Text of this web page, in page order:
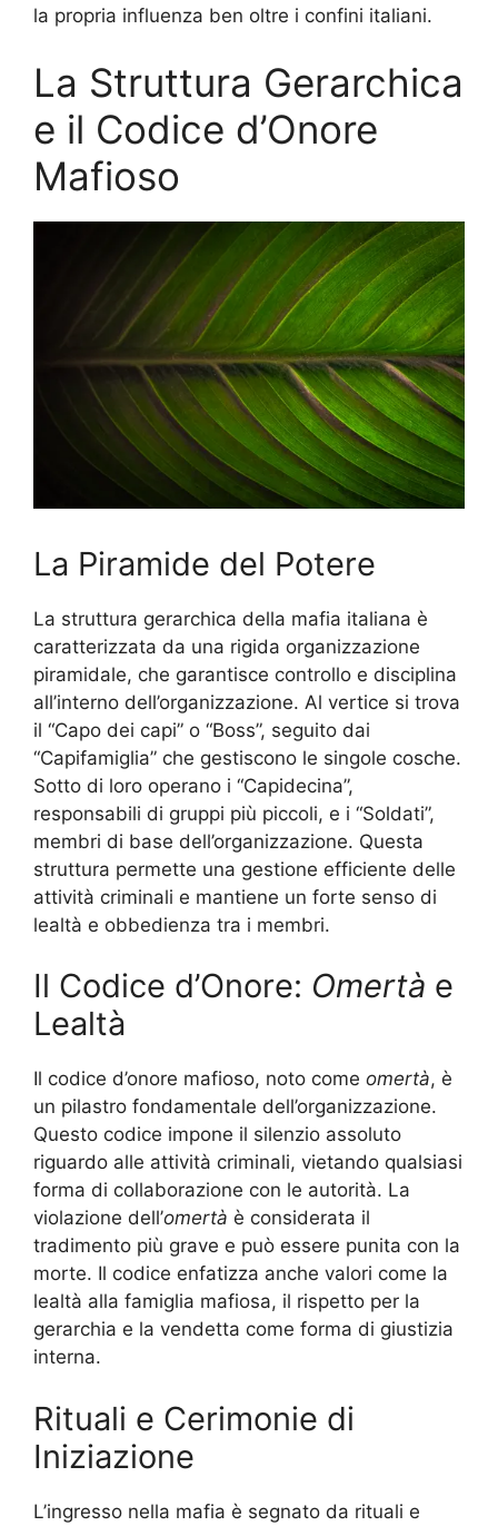
la propria influenza ben oltre i confini italiani.
La Struttura Gerarchica
e il Codice d’Onore
Mafioso
La Piramide del Potere
La struttura gerarchica della mafia italiana è
caratterizzata da una rigida organizzazione
piramidale, che garantisce controllo e disciplina
all’interno dell’organizzazione. Al vertice si trova
il “Capo dei capi” o “Boss”, seguito dai
“Capifamiglia” che gestiscono le singole cosche.
Sotto di loro operano i “Capidecina”,
responsabili di gruppi più piccoli, e i “Soldati”,
membri di base dell’organizzazione. Questa
struttura permette una gestione efficiente delle
attività criminali e mantiene un forte senso di
lealtà e obbedienza tra i membri.
Il Codice d’Onore: Omertà e
Lealtà
Il codice d’onore mafioso, noto come omertà, è
un pilastro fondamentale dell’organizzazione.
Questo codice impone il silenzio assoluto
riguardo alle attività criminali, vietando qualsiasi
forma di collaborazione con le autorità. La
violazione dell’omertà è considerata il
tradimento più grave e può essere punita con la
morte. Il codice enfatizza anche valori come la
lealtà alla famiglia mafiosa, il rispetto per la
gerarchia e la vendetta come forma di giustizia
interna.
Rituali e Cerimonie di
Iniziazione
L’ingresso nella mafia è segnato da rituali e